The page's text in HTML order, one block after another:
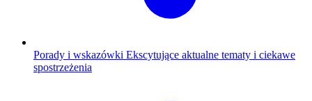
Porady i wskazówki Ekscytujące aktualne tematy i ciekawe
spostrzeżenia